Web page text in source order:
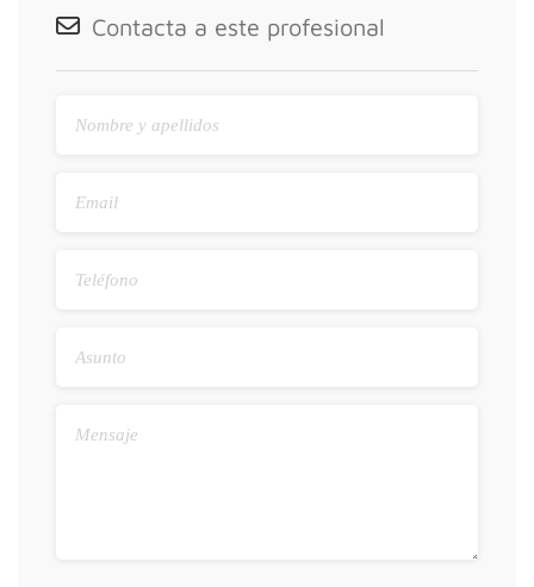
Contacta a este profesional